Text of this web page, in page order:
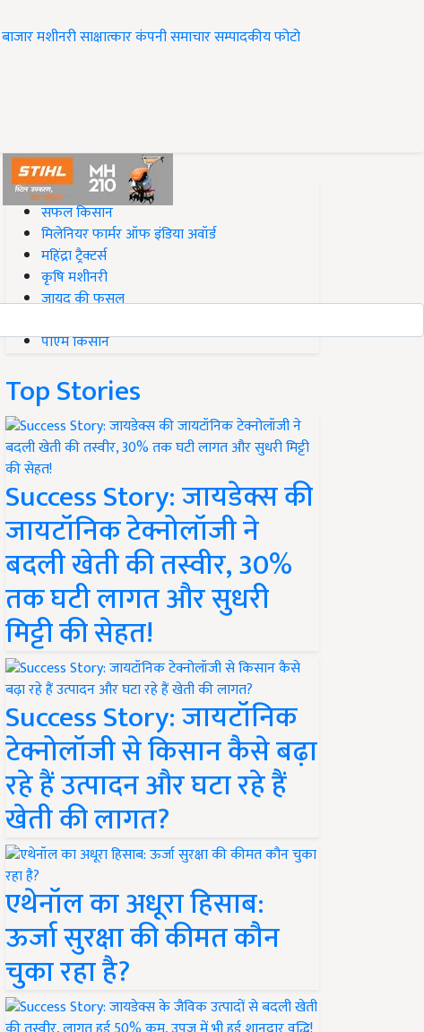
बाजारमशीनरीसाक्षात्कारकंपनी समाचारसम्पादकीयफोटो
#Top on Krishi Jagran
सफल किसान
मिलेनियर फार्मर ऑफ इंडिया अवॉर्ड
महिंद्रा ट्रैक्टर्स
कृषि मशीनरी
जायद की फसल
पीएम किसान
Top Stories
Success Story: जायडेक्स की
जायटॉनिक टेक्नोलॉजी ने
बदली खेती की तस्वीर, 30%
तक घटी लागत और सुधरी
मिट्टी की सेहत!
Success Story: जायटॉनिक
टेक्नोलॉजी से किसान कैसे बढ़ा
रहे हैं उत्पादन और घटा रहे हैं
खेती की लागत?
एथेनॉल का अधूरा हिसाब:
ऊर्जा सुरक्षा की कीमत कौन
चुका रहा है?